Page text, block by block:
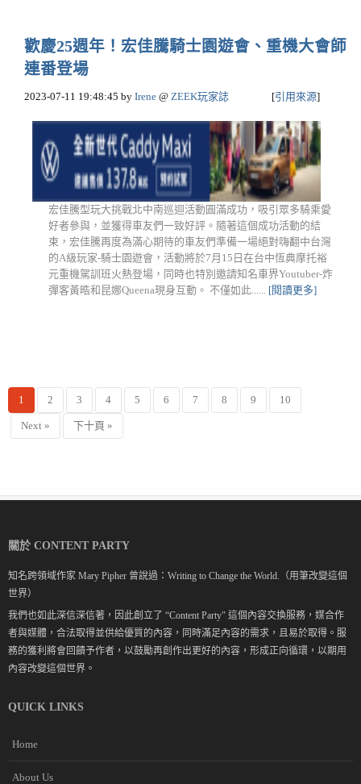
歡慶25週年！宏佳騰騎士園遊會、重機大會師
連番登場
2023-07-11 19:48:45 by Irene @ ZEEK玩家誌 [引用來源]
宏佳騰型玩大挑戰北中南巡迴活動圓滿成功，吸引眾多騎乘愛
好者參與，並獲得車友們一致好評。隨著這個成功活動的結
束，宏佳騰再度為滿心期待的車友們準備一場絕對嗨翻中台灣
的A級玩家-騎士園遊會，活動將於7月15日在台中恆典摩托裕
元重機駕訓班火熱登場，同時也特別邀請知名車界Youtuber-炸
彈客黃晧和昆娜Queena現身互動。 不僅如此...... [閱讀更多]
1 2 3 4 5 6 7 8 9 10
Next » 下十頁 »
關於 CONTENT PARTY
知名跨領域作家 Mary Pipher 曾說過：Writing to Change the World.（用筆改變這個
世界）
我們也如此深信深信著，因此創立了 “Content Party" 這個內容交換服務，媒合作
者與媒體，合法取得並供給優質的內容，同時滿足內容的需求，且易於取得。服
務的獲利將會回饋予作者，以鼓勵再創作出更好的內容，形成正向循環，以期用
內容改變這個世界。
QUICK LINKS
Home
About Us